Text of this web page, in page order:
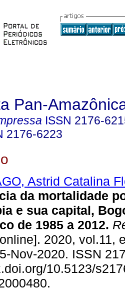
Pan-
ISSN 2176-
2176-6223
Astrid Catalina
da mortalidade
e sua capital,
de 1985 a 2012.
2020, vol.11,
Nov-2020. ISSN
10.5123/